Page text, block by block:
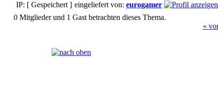
IP: [ Gespeichert ] eingeliefert von: eurogamer
0 Mitglieder und 1 Gast betrachten dieses Thema.
«